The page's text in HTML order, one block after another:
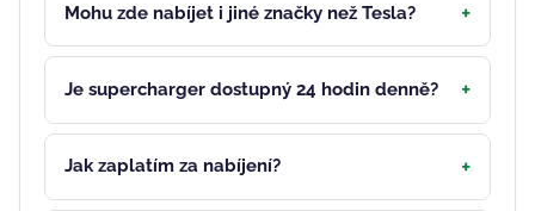
Mohu zde nabíjet i jiné značky než Tesla?
Je supercharger dostupný 24 hodin denně?
Jak zaplatím za nabíjení?